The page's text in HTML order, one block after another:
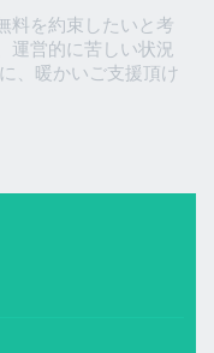
料を約束したいと考
運営的に苦しい状況
、暖かいご支援頂け